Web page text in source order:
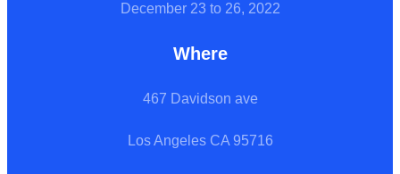
December 23 to 26, 2022
Where
467 Davidson ave
Los Angeles CA 95716